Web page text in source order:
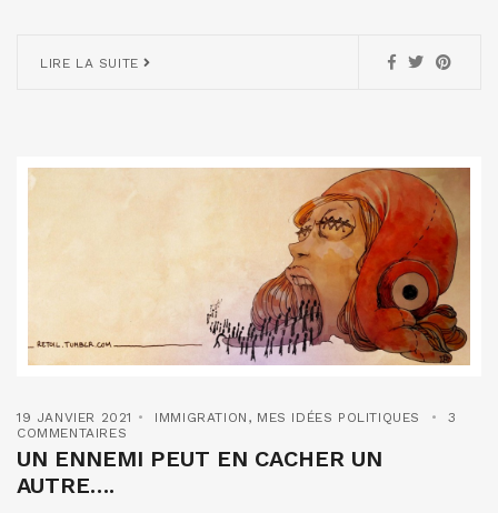
LIRE LA SUITE
19 JANVIER 2021 IMMIGRATION , MES IDÉES POLITIQUES
3
COMMENTAIRES
UN ENNEMI PEUT EN CACHER UN
AUTRE….